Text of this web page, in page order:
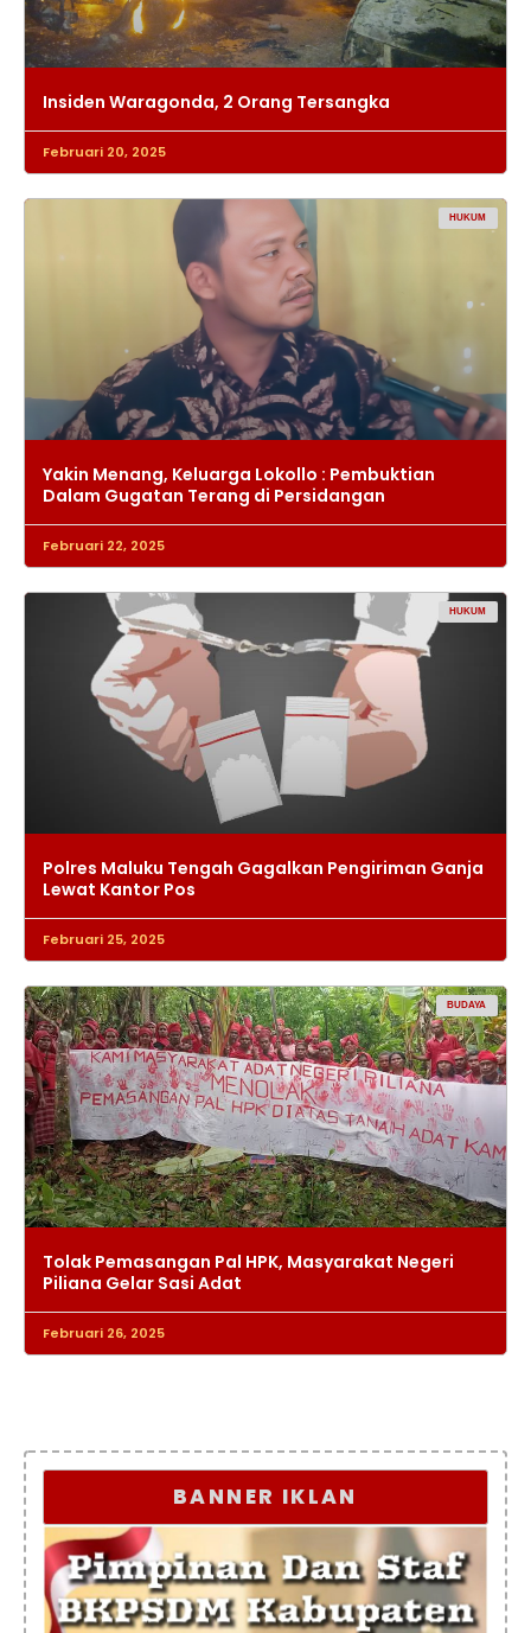
Insiden Waragonda, 2 Orang Tersangka
Februari 20, 2025
HUKUM
Yakin Menang, Keluarga Lokollo : Pembuktian
Dalam Gugatan Terang di Persidangan
Februari 22, 2025
HUKUM
Polres Maluku Tengah Gagalkan Pengiriman Ganja
Lewat Kantor Pos
Februari 25, 2025
BUDAYA
Tolak Pemasangan Pal HPK, Masyarakat Negeri
Piliana Gelar Sasi Adat
Februari 26, 2025
BANNER IKLAN